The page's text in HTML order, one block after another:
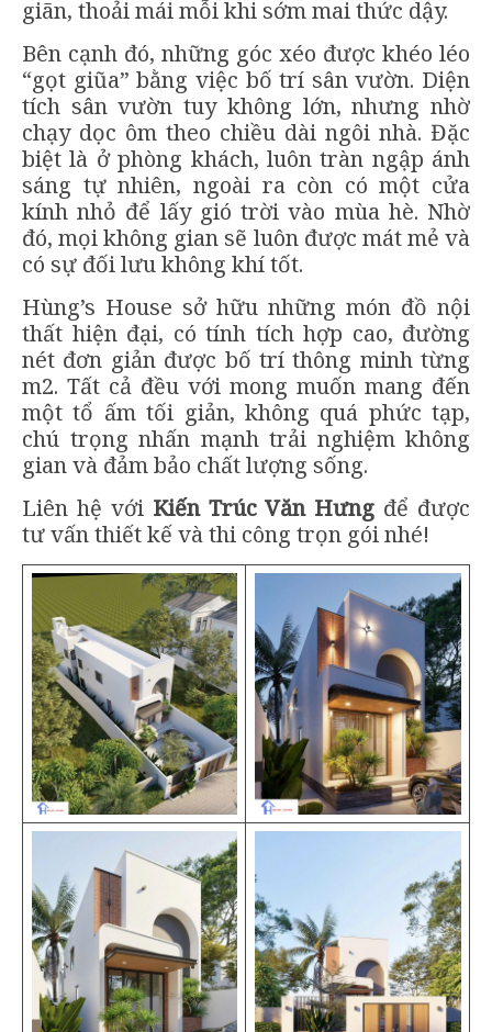
giãn, thoải mái mỗi khi sớm mai thức dậy.
Bên cạnh đó, những góc xéo được khéo léo
“gọt giũa” bằng việc bố trí sân vườn. Diện
tích sân vườn tuy không lớn, nhưng nhờ
chạy dọc ôm theo chiều dài ngôi nhà. Đặc
biệt là ở phòng khách, luôn tràn ngập ánh
sáng tự nhiên, ngoài ra còn có một cửa
kính nhỏ để lấy gió trời vào mùa hè. Nhờ
đó, mọi không gian sẽ luôn được mát mẻ và
có sự đối lưu không khí tốt.
Hùng’s House sở hữu những món đồ nội
thất hiện đại, có tính tích hợp cao, đường
nét đơn giản được bố trí thông minh từng
m2. Tất cả đều với mong muốn mang đến
một tổ ấm tối giản, không quá phức tạp,
chú trọng nhấn mạnh trải nghiệm không
gian và đảm bảo chất lượng sống.
Liên hệ với Kiến Trúc Văn Hưng để được
tư vấn thiết kế và thi công trọn gói nhé!